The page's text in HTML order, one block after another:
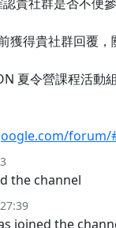
獲得貴社群回覆
夏令營課程活動
forum/
the channel
joined the